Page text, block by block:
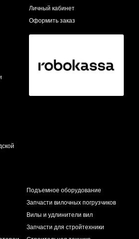
Личный кабинет
Оформить заказ
Подъемное оборудование
Запчасти вилочных погрузчиков
Вилы и удлинители вил
Запчасти для стройтехники